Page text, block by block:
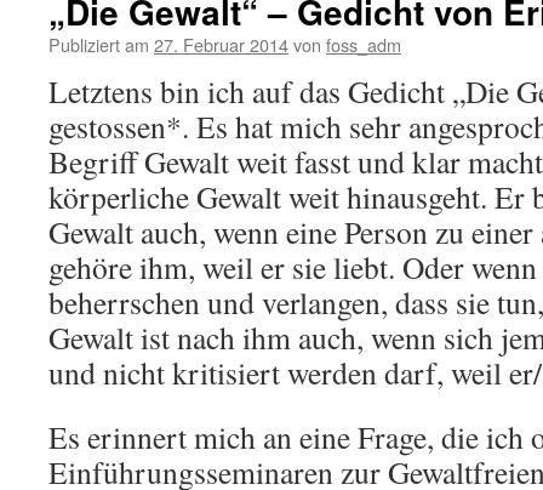
„Die Gewalt“ – Gedicht von
Publiziert am 27. Februar 2014von foss_adm
Letztens bin ich auf das Gedicht „Die
gestossen*. Es hat mich sehr
Begriff Gewalt weit fasst und klar
körperliche Gewalt weit hinausgeht. Er
Gewalt auch, wenn eine Person zu
gehöre ihm, weil er sie liebt. Oder
beherrschen und verlangen, dass sie
Gewalt ist nach ihm auch, wenn sich
und nicht kritisiert werden darf, weil
Es erinnert mich an eine Frage, die ich
Einführungsseminaren zur